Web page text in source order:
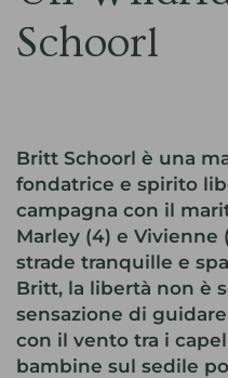
Schoorl
Britt Schoorl è una
fondatrice e spirito
campagna con il
Marley (4) e Vivienne
strade tranquille e
Britt, la libertà non è
sensazione di
con il vento tra i
bambine sul sedile